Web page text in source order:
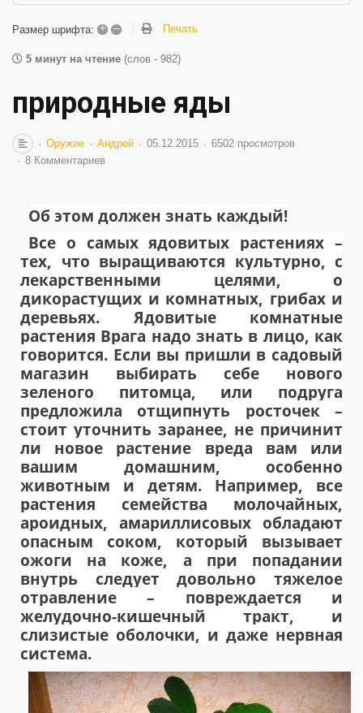
Размер шрифта: + – Печать
5 минут на чтение (слов - 982)
природные яды
Оружие Андрей 05.12.2015
6502 просмотров
8 Комментариев
Об этом должен знать каждый!
Все о самых ядовитых растениях –
тех, что выращиваются культурно, с
лекарственными целями, о
дикорастущих и комнатных, грибах и
деревьях. Ядовитые комнатные
растения Врага надо знать в лицо, как
говорится. Если вы пришли в садовый
магазин выбирать себе нового
зеленого питомца, или подруга
предложила отщипнуть росточек –
стоит уточнить заранее, не причинит
ли новое растение вреда вам или
вашим домашним, особенно
животным и детям. Например, все
растения семейства молочайных,
ароидных, амариллисовых обладают
опасным соком, который вызывает
ожоги на коже, а при попадании
внутрь следует довольно тяжелое
отравление – повреждается и
желудочно-кишечный тракт, и
слизистые оболочки, и даже нервная
система.